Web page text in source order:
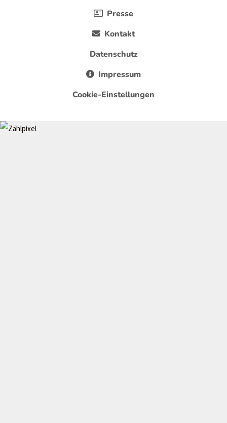
Presse
Kontakt
Datenschutz
Impressum
Cookie-Einstellungen